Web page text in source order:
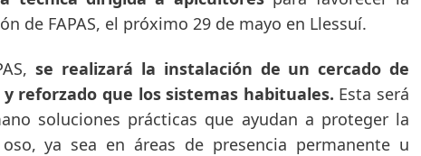
de FAPAS, el próximo 29 de mayo en Llessuí.
se realizará la instalación de un cercado de
reforzado que los sistemas habituales. Esta será
soluciones prácticas que ayudan a proteger la
ya sea en áreas de presencia permanente u